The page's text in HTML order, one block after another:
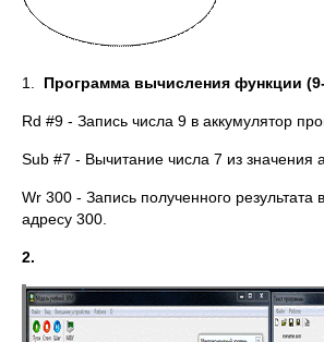
1. Программа вычисления функции
Rd #9 - Запись числа 9 в аккумулятор
Sub #7 - Вычитание числа 7 из значения
Wr 300 - Запись полученного результата
адресу 300.
2.